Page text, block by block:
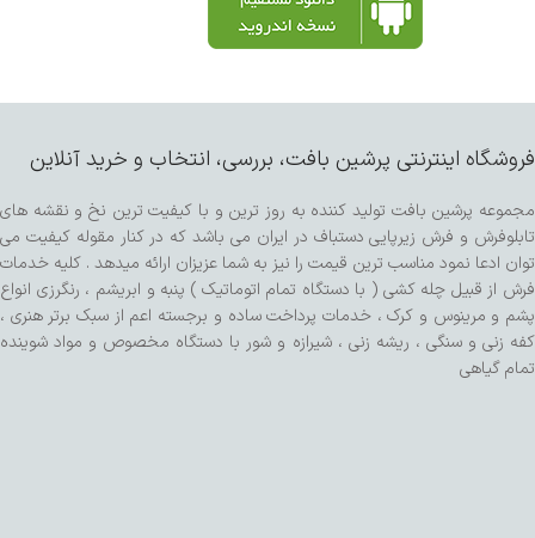
فروشگاه اینترنتی پرشین بافت، بررسی، انتخاب و خرید آنلاین
مجموعه پرشین بافت تولید کننده به روز ترین و با کیفیت ترین نخ و نقشه های
تابلوفرش و فرش زیرپایی دستباف در ایران می باشد که در کنار مقوله کیفیت می
توان ادعا نمود مناسب ترین قیمت را نیز به شما عزیزان ارائه میدهد . کلیه خدمات
فرش از قبیل چله کشی ( با دستگاه تمام اتوماتیک ) پنبه و ابریشم ، رنگرزی انواع
پشم و مرینوس و کرک ، خدمات پرداخت ساده و برجسته اعم از سبک برتر هنری ،
کفه زنی و سنگی ، ریشه زنی ، شیرازه و شور با دستگاه مخصوص و مواد شوینده
تمام گیاهی